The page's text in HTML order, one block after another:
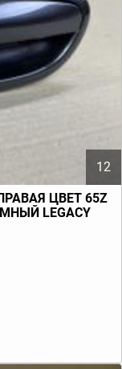
12
ЦВЕТ 65Z
LEGACY